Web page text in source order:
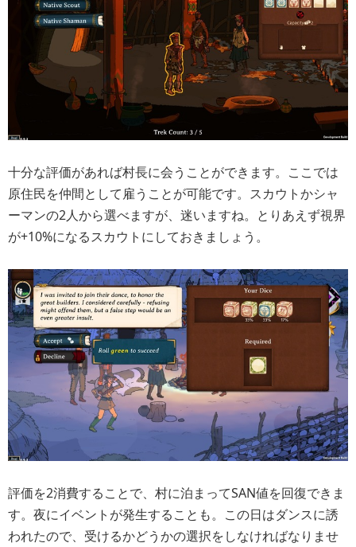
十分な評価があれば村長に会うことができます。ここでは
原住民を仲間として雇うことが可能です。スカウトかシャ
ーマンの2人から選べますが、迷いますね。とりあえず視界
が+10%になるスカウトにしておきましょう。
評価を2消費することで、村に泊まってSAN値を回復できま
す。夜にイベントが発生することも。この日はダンスに誘
われたので、受けるかどうかの選択をしなければなりませ